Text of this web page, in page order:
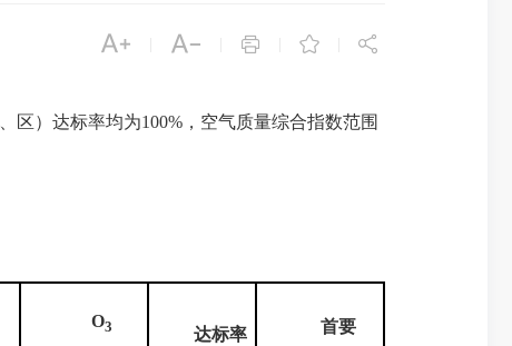
    
区）达标率均为100% ，空气质量综合指数范围
O3
达标率
首要